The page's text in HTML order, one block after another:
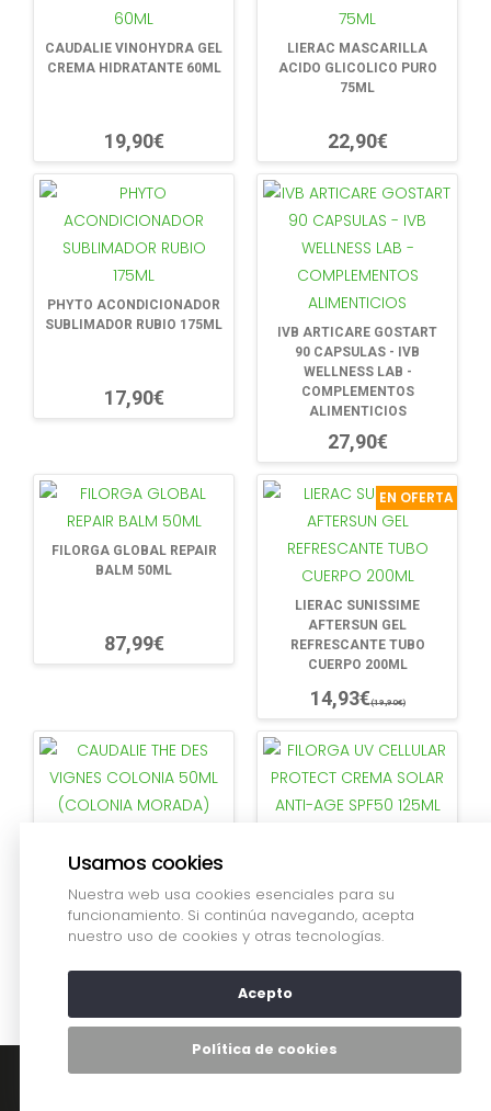
CAUDALIE VINOHYDRA GEL
CREMA HIDRATANTE 60ML
19,90€
LIERAC MASCARILLA
ACIDO GLICOLICO PURO
75ML
22,90€
PHYTO ACONDICIONADOR
SUBLIMADOR RUBIO 175ML
17,90€
IVB ARTICARE GOSTART
90 CAPSULAS - IVB
WELLNESS LAB -
COMPLEMENTOS
ALIMENTICIOS
27,90€
FILORGA GLOBAL REPAIR
BALM 50ML
87,99€
EN OFERTA
LIERAC SUNISSIME
AFTERSUN GEL
REFRESCANTE TUBO
CUERPO 200ML
14,93€(19,90€)
COLONIA 50ML (COLONIA
MORADA)
22,90€ 38,50€
Usamos cookies
Nuestra web usa cookies esenciales para su
funcionamiento. Si continúa navegando, acepta
nuestro uso de cookies y otras tecnologías.
Acepto
Política de cookies